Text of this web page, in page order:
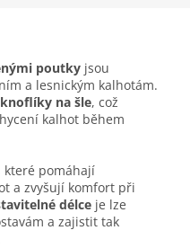
poutky jsou
a lesnickým kalhotám.
knoflíky na šle, což
kalhot během
které pomáhají
a zvyšují komfort při
délce je lze
a zajistit tak